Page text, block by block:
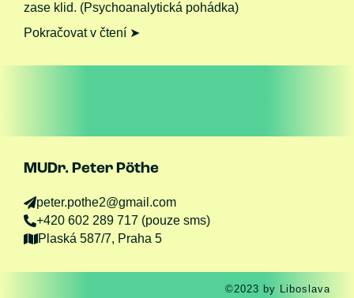
zase klid. (Psychoanalytická pohádka)
Pokračovat v čtení ➤
MUDr. Peter Pöthe
peter.pothe2@gmail.com
+420 602 289 717 (pouze sms)
Plaská 587/7, Praha 5
©2023 by Liboslava